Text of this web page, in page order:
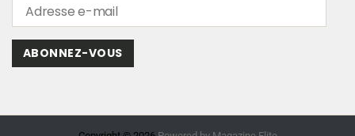
o
ABONNEZ-VOUS